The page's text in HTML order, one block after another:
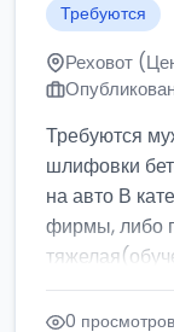
Требуются
Реховот
Требуются
шлифовки
на авто В
фирмы, либо
0 просмотров